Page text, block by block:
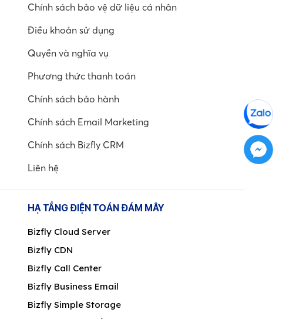
Chính sách bảo vệ dữ liệu cá nhân
Điều khoản sử dụng
Quyền và nghĩa vụ
Phương thức thanh toán
Chính sách bảo hành
Chính sách Email Marketing
Chính sách Bizfly CRM
Liên hệ
HẠ TẦNG ĐIỆN TOÁN ĐÁM MÂY
Bizfly Cloud Server
Bizfly CDN
Bizfly Call Center
Bizfly Business Email
Bizfly Simple Storage